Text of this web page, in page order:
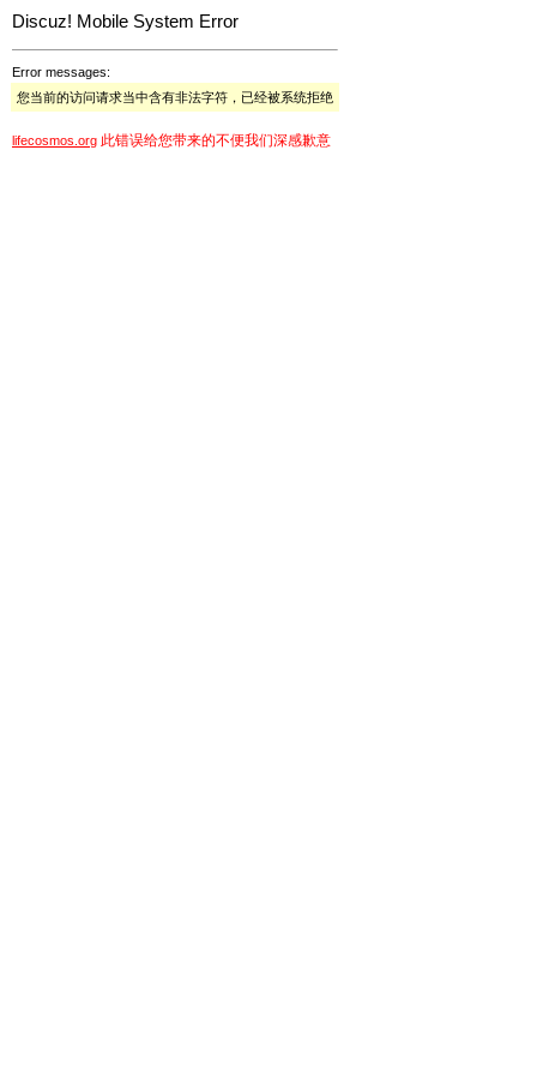
Discuz! Mobile System Error
Error messages:
您当前的访问请求当中含有非法字符，已经被系统拒绝
lifecosmos.org 此错误给您带来的不便我们深感歉意